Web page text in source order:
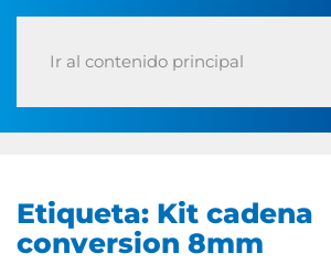
Ir al contenido principal
Etiqueta: Kit cadena
conversion 8mm